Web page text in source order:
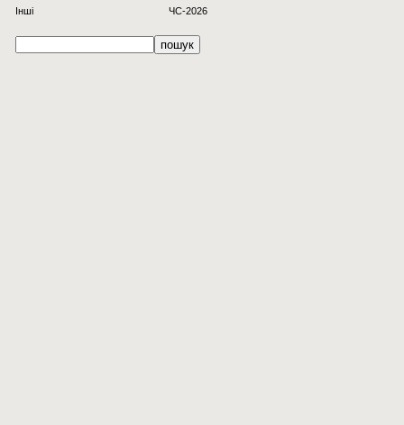
Інші
ЧС-2026